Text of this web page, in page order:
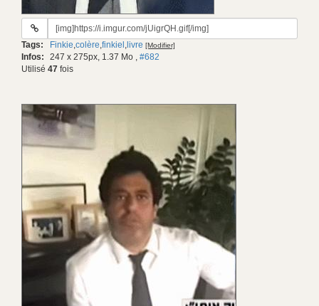
URL
gif:
Tags: Finkie,colère,finkiel , livre [Modifier]
Infos: 247 x 275px, 1.37 Mo , #682
Utilisé 47 fois